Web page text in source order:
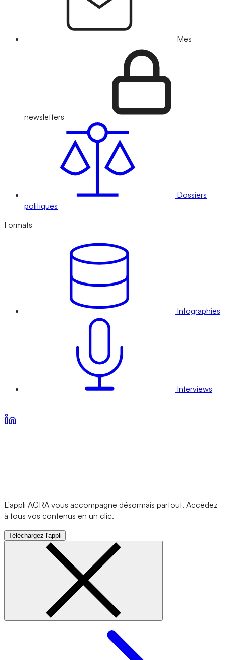
Mes
newsletters
Dossiers
politiques
Formats
Infographies
Interviews
L'appli AGRA vous accompagne désormais partout. Accédez
à tous vos contenus en un clic.
Téléchargez l'appli